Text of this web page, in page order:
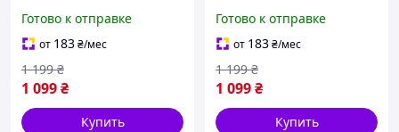
баночный и
лимфодренажный
эффект, металлические
ролики (белый)
Готово к отправке
от 183₴/мес
1 099₴
1 199 ₴
Купить
массаж 12 режимов
(серый) с
металлическими
роликами
Готово к отправке
от 183₴/мес
1 099₴
1 199 ₴
Купить